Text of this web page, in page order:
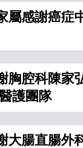
屬感謝癌症
胸腔科陳家
護團隊
大腸直腸外